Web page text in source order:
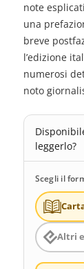
note
una
breve
l’edizione
numerosi
noto
leggerlo?
Scegli il
Altri